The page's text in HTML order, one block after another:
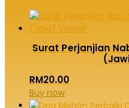
Surat Perjanjian
RM20.00
Buy now